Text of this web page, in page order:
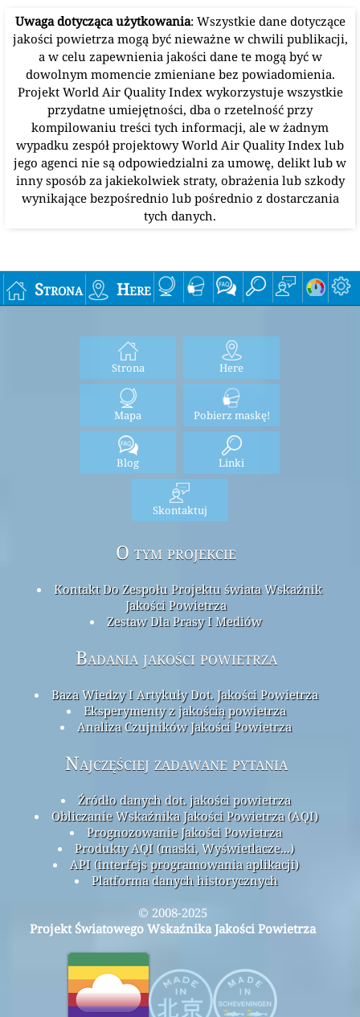
Uwaga dotycząca użytkowania: Wszystkie dane dotyczące
jakości powietrza mogą być nieważne w chwili publikacji,
a w celu zapewnienia jakości dane te mogą być w
dowolnym momencie zmieniane bez powiadomienia.
Projekt World Air Quality Index wykorzystuje wszystkie
przydatne umiejętności, dba o rzetelność przy
kompilowaniu treści tych informacji, ale w żadnym
wypadku zespół projektowy World Air Quality Index lub
jego agenci nie są odpowiedzialni za umowę, delikt lub w
inny sposób za jakiekolwiek straty, obrażenia lub szkody
wynikające bezpośrednio lub pośrednio z dostarczania
tych danych.
Strona Here
Strona Here
Mapa Pobierz maskę!
Blog Linki
Skontaktuj
O tym projekcie
Kontakt Do Zespołu Projektu świata Wskaźnik
Jakości Powietrza
Zestaw Dla Prasy I Mediów
Badania jakości powietrza
Baza Wiedzy I Artykuły Dot. Jakości Powietrza
Eksperymenty z jakością powietrza
Analiza Czujników Jakości Powietrza
Najczęściej zadawane pytania
Źródło danych dot. jakości powietrza
Obliczanie Wskaźnika Jakości Powietrza (AQI)
Prognozowanie Jakości Powietrza
Produkty AQI (maski, Wyświetlacze...)
API (interfejs programowania aplikacji)
Platforma danych historycznych
© 2008-2025
Projekt Światowego Wskaźnika Jakości Powietrza